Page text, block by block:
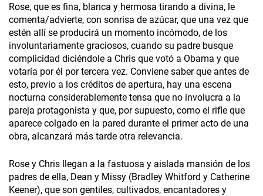
Rose, que es fina, blanca y hermosa tirando a divina, le
comenta/advierte, con sonrisa de azúcar, que una vez que
estén allí se producirá un momento incómodo, de los
involuntariamente graciosos, cuando su padre busque
complicidad diciéndole a Chris que votó a Obama y que
votaría por él por tercera vez. Conviene saber que antes de
esto, previo a los créditos de apertura, hay una escena
nocturna considerablemente tensa que no involucra a la
pareja protagonista y que, por supuesto, como el rifle que
aparece colgado en la pared durante el primer acto de una
obra, alcanzará más tarde otra relevancia.
Rose y Chris llegan a la fastuosa y aislada mansión de los
padres de ella, Dean y Missy (Bradley Whitford y Catherine
Keener), que son gentiles, cultivados, encantadores y